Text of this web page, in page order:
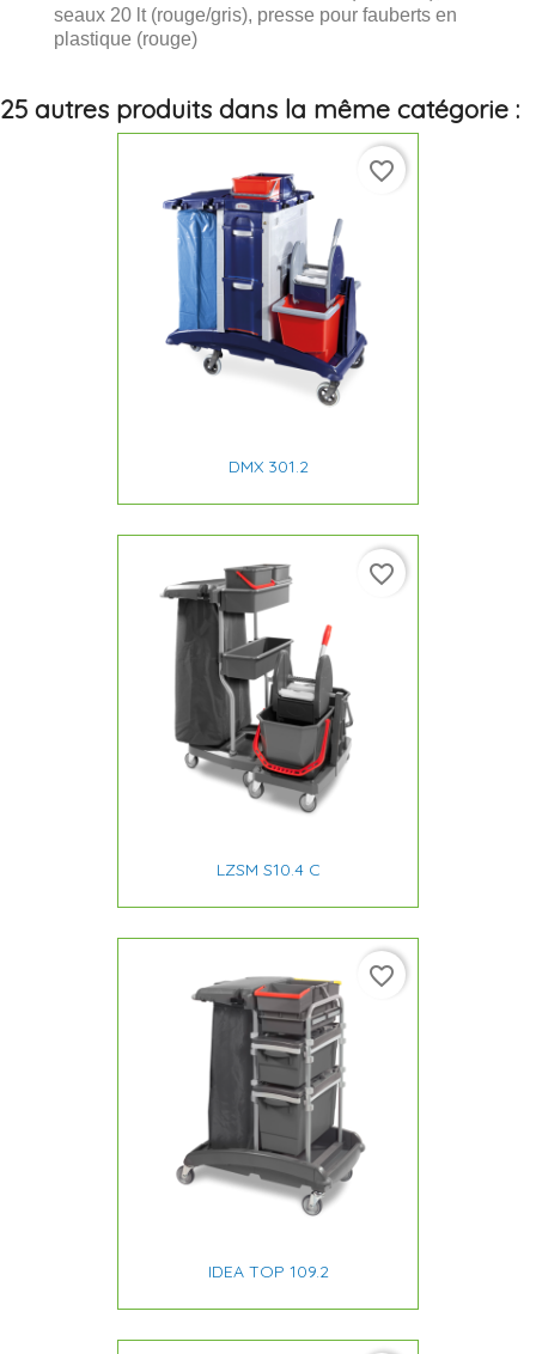
seaux 20 lt (rouge/gris), presse pour fauberts en
plastique (rouge)
25 autres produits dans la même catégorie :
DMX 301.2
favorite_border
LZSM S10.4 C
favorite_border
IDEA TOP 109.2
favorite_border